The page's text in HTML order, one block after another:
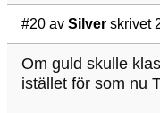
#20 av Silver skrivet
Om guld skulle
istället för som nu